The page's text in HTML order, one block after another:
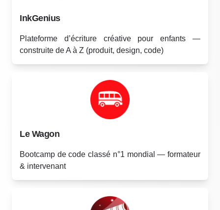
InkGenius
Plateforme d’écriture créative pour enfants —
construite de A à Z (produit, design, code)
Le Wagon
Bootcamp de code classé n°1 mondial — formateur
& intervenant